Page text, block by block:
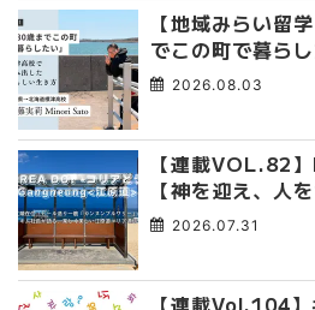
【地域みらい留
でこの町で暮ら
み出した、私らし
2026.08.03
【連載VOL.82
【神を迎え、人
午祭 】
2026.07.31
【連載Vol.104